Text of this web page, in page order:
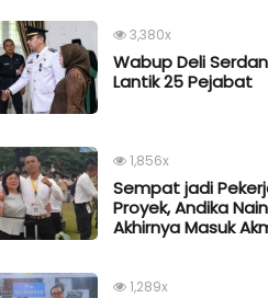
3,380x
Wabup Deli
Lantik 25 Pejabat
1,856x
Sempat jadi
Proyek, Andika
Akhirnya Masuk
1,289x